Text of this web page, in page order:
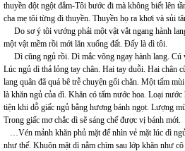
thuyền đột ngột đắm-Tôi bước đi mà không biết lên
cha mẹ tôi từng đi thuyền. Thuyền họ ra khơi và sủi
Do sơ ý tôi vướng phải một vật vắt ngang hành
một vật mềm rồi mới lăn xuống đất. Đấy là dì tôi.
Dì cũng ngủ rồi. Dì mắc võng ngay hành lang. Cú
Lúc ngủ dì thả lỏng tay chân. Hai tay duỗi. Hai chân
lang quân đã quá bê trễ chuyện gối chăn. Một tấm
là khăn ngủ của dì. Khăn có tẩm nước hoa. Loại
tiện khi dỗ giấc ngủ bằng hương bánh ngọt. Lượng
Trong giấc mơ chắc dì sẽ sáng chế được vị bánh mới.
…Vén mảnh khăn phủ mặt để nhìn vẻ mặt lúc dì
như thế. Khuôn mặt dì nằm chìm sau lớp khăn như